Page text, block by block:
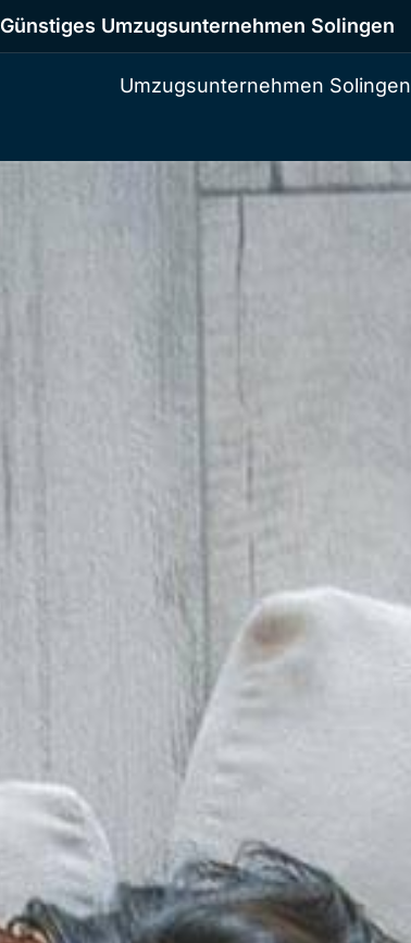
Günstiges Umzugsunternehmen Solingen
Umzugsunternehmen Solingen